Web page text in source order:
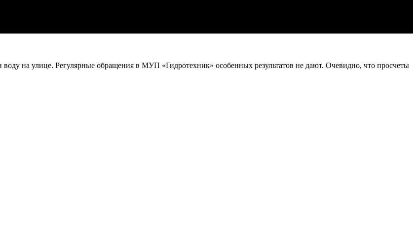
на улице. Регулярные обращения в МУП «Гидротехник» особенных результатов не дают. Очевидно, что просчеты